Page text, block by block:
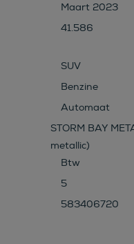
Maart 2023
41.586
SUV
Benzine
Automaat
STORM BAY
metallic)
Btw
5
583406720